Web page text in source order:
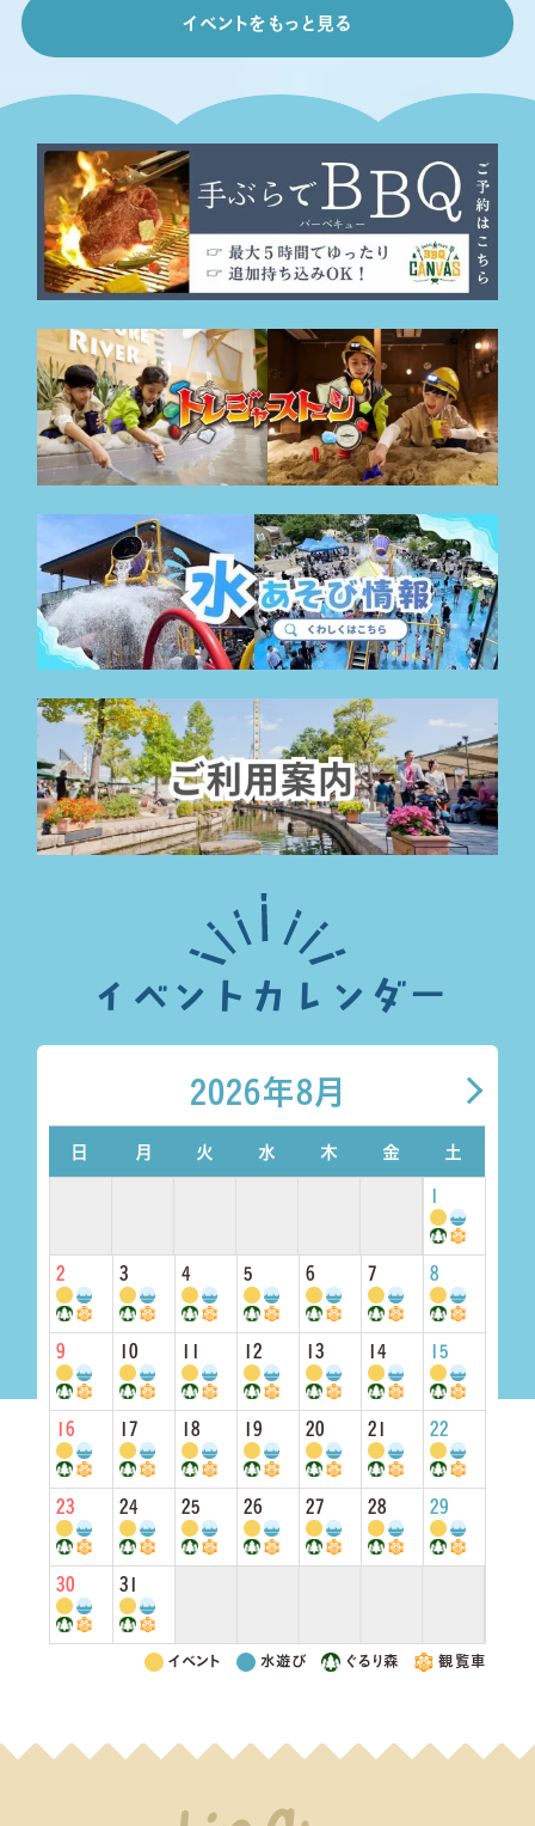
イベントをもっと見る
イベントカレンダー
2026年8月
日 月 火 水 木 金 土
2 3 4 5 6 7 8
9 10 12 13 14 15
16 17 18 19 20 21 22
23 24 25 26 27 28 29
30 31
イベント 水遊び ぐるり森 観覧車